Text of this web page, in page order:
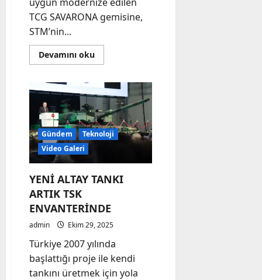
TCG SAVARONA gemisine,
STM’nin...
Devamını okuRead
more
SAVARONA,
STM’nin
Milli
Seyir
Sistemi
ile
Görev
Yapacak
Gündem
Teknoloji
Video Galeri
YENİ ALTAY TANKI
ARTIK TSK
ENVANTERİNDE
admin Ekim 29, 2025
Türkiye 2007 yılında
başlattığı proje ile kendi
tankını üretmek için yola